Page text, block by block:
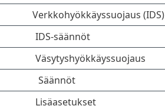
Verkkohyökkäyssuojaus (IDS)
IDS-säännöt
Väsytyshyökkäyssuojaus
Säännöt
Lisäasetukset